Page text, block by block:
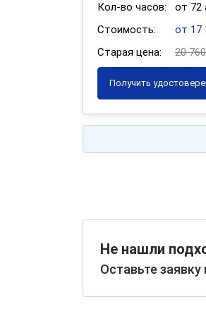
Кол-во часов:
от 72
Стоимость:
от 17
Старая цена:
20
Получить
Не нашли
Оставьте